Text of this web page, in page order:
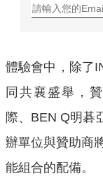
體驗會中，除了
同共襄盛舉，
際、BEN Q明碁
辦單位與贊助商
能組合的配備。